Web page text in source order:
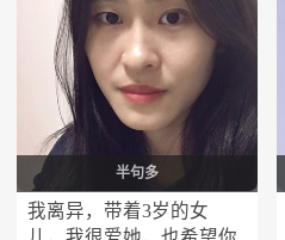
半句多
我离异，带着3岁的女